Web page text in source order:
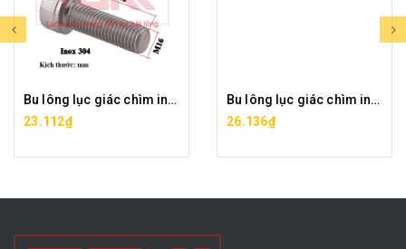
Bu lông lục giác chìm inox 304-M16x40
23.112₫
Bu lông lục giác chìm inox 304-M16x50
26.136₫